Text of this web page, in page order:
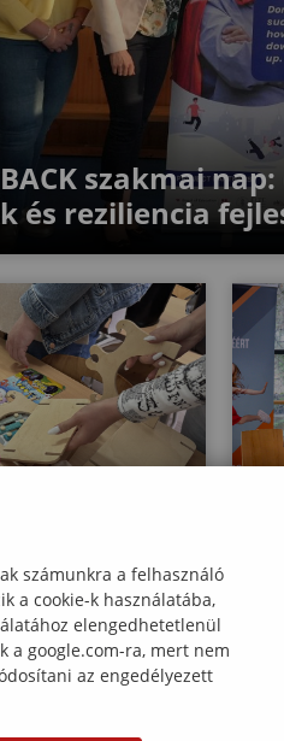
BACK szakmai
és reziliencia
a
Pedagógiai
számunkra a felhasználó
a cookie-k használatába,
elengedhetetlenül
a google.com-ra, mert nem
az engedélyezett